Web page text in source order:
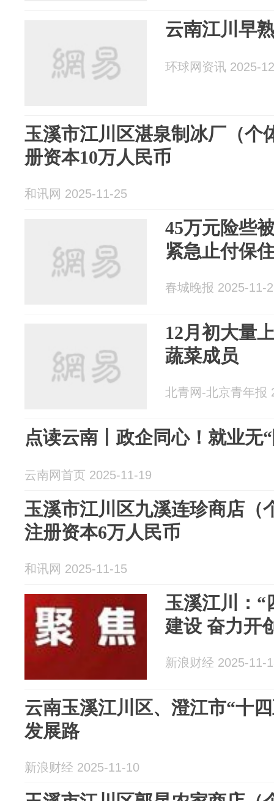
云南江川早
环球网资讯 2025-
玉溪市江川区湛泉制冰厂（个
册资本10万人民币
和讯网 2025-11-25
45万元险些
紧急止付保
春城晚报 2025-11-
12月初大量
蔬菜成员
北青网-北京青年报
点读云南丨政企同心！就业无
云南网首页 2025-11-19
玉溪市江川区九溪连珍商店（
注册资本6万人民币
和讯网 2025-11-15
玉溪江川：“
建设 奋
新浪财经 2025-11-
云南玉溪江川区、澄江市“十
发展路
新浪财经 2025-11-10